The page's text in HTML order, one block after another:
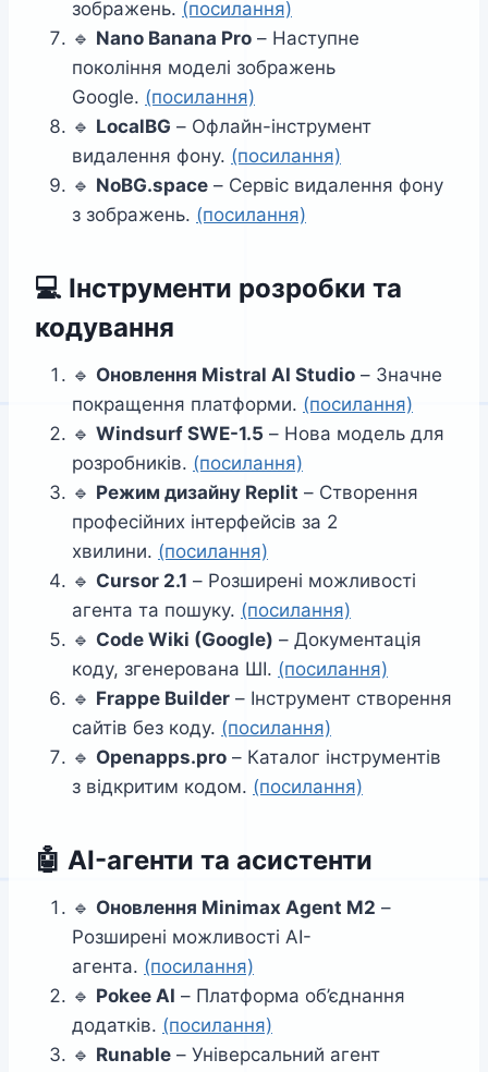
зображень. (посилання)
🔹 Nano Banana Pro – Наступне
покоління моделі зображень
Google. (посилання)
🔹 LocalBG – Офлайн-інструмент
видалення фону. (посилання)
🔹 NoBG.space – Сервіс видалення фону
з зображень. (посилання)
💻 Інструменти розробки та
кодування
🔹 Оновлення Mistral AI Studio – Значне
покращення платформи. (посилання)
🔹 Windsurf SWE-1.5 – Нова модель для
розробників. (посилання)
🔹 Режим дизайну Replit – Створення
професійних інтерфейсів за 2
хвилини. (посилання)
🔹 Cursor 2.1 – Розширені можливості
агента та пошуку. (посилання)
🔹 Code Wiki (Google) – Документація
коду, згенерована ШІ. (посилання)
🔹 Frappe Builder – Інструмент створення
сайтів без коду. (посилання)
🔹 Openapps.pro – Каталог інструментів
з відкритим кодом. (посилання)
🤖 AI-агенти та асистенти
🔹 Оновлення Minimax Agent M2 –
Розширені можливості AI-
агента. (посилання)
🔹 Pokee AI – Платформа об’єднання
додатків. (посилання)
🔹 Runable – Універсальний агент